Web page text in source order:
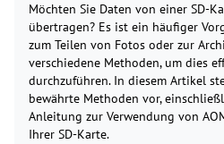
Möchten Sie Daten von einer SD-
übertragen? Es ist ein häufiger
zum Teilen von Fotos oder zur
verschiedene Methoden, um dies
durchzuführen. In diesem Artikel
bewährte Methoden vor,
Anleitung zur Verwendung von
Ihrer SD-Karte.